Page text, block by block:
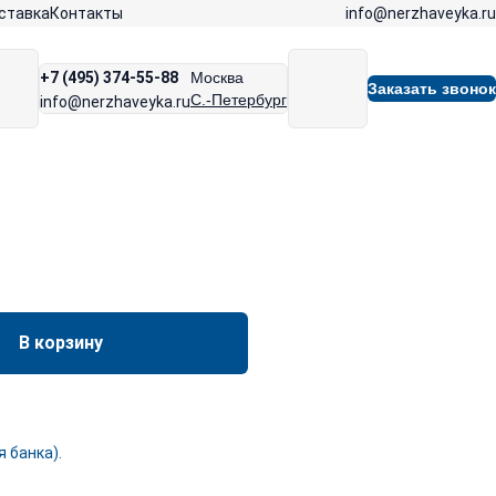
Контакты info@nerzhaveyka.ru
+7 (495) 374-55-88
info@nerzhaveyka.ru
Москва
С.-Петербург
Заказать звонок
В корзину
банка).